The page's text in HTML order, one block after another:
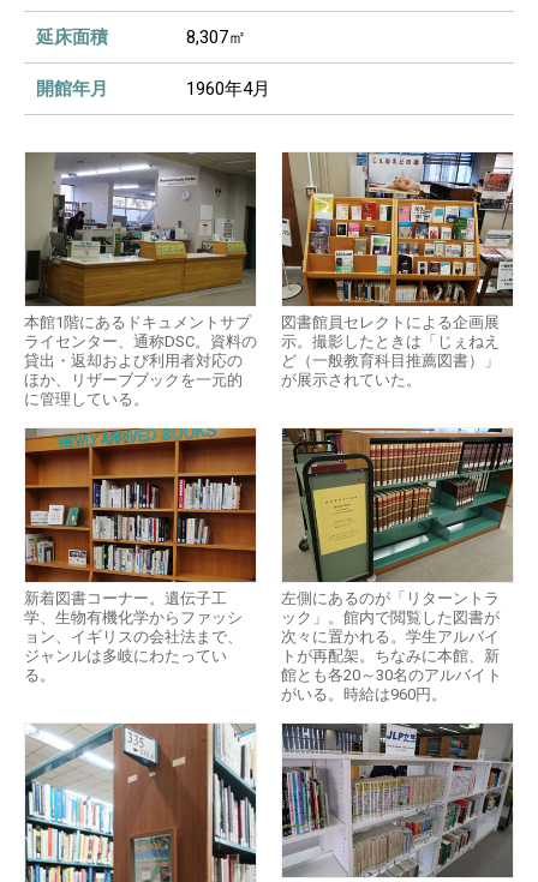
延床面積 8,307㎡
開館年月 1960年4月
本館1階にあるドキュメントサプ
ライセンター、通称DSC。資料の
貸出・返却および利用者対応の
ほか、リザーブブックを一元的
に管理している。
図書館員セレクトによる企画展
示。撮影したときは「じぇねえ
ど（一般教育科目推薦図書）」
が展示されていた。
新着図書コーナー。遺伝子工
学、生物有機化学からファッシ
ョン、イギリスの会社法まで、
ジャンルは多岐にわたってい
る。
左側にあるのが「リターントラ
ック」。館内で閲覧した図書が
次々に置かれる。学生アルバイ
トが再配架。ちなみに本館、新
館とも各20～30名のアルバイト
がいる。時給は960円。